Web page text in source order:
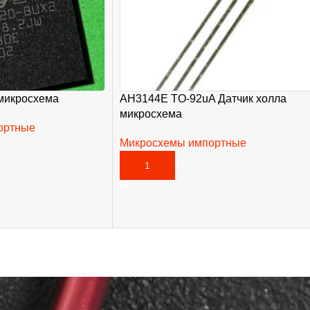
AH3144E TO-92uA Датчик холла
микросхема
Микросхемы импортные
В КОРЗИНУ